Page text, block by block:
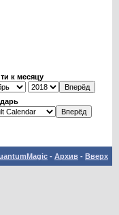
к месяцу
- Архив - Вверх